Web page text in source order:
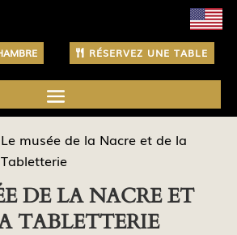
RÉSERVEZ UNE TABLE
Le musée de la Nacre et de la
Tabletterie
DE LA NACRE ET
TABLETTERIE